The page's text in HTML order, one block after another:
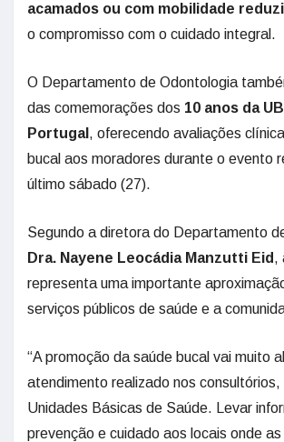
acamados ou com mobilidade
o compromisso com o cuidado integral.
O Departamento de Odontologia
das comemorações dos 10 anos da
Portugal , oferecendo avaliações
bucal aos moradores durante o evento
último sábado (27).
Segundo a diretora do Departamento
Dra. Nayene Leocádia Manzutti Eid ,
representa uma importante
serviços públicos de saúde e a
“A promoção da saúde bucal vai muito
atendimento realizado nos consultórios,
Unidades Básicas de Saúde. Levar
prevenção e cuidado aos locais onde